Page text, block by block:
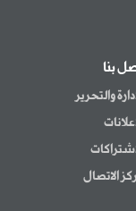
بنا
والتحرير
الاتصال